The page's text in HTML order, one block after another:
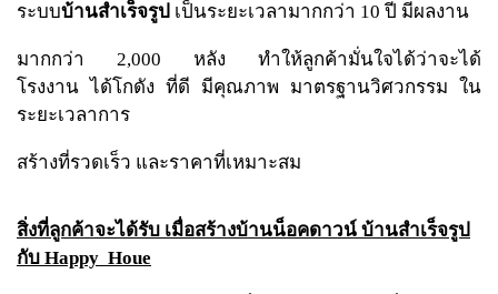
ระบบบ้านสำเร็จรูป เป็นระยะเวลามากกว่า 10 ปี มีผลงาน
มากกว่า 2,000 หลัง ทำให้ลูกค้ามั่นใจได้ว่าจะได้
โรงงาน ได้โกดัง ที่ดี มีคุณภาพ มาตรฐานวิศวกรรม ใน
ระยะเวลาการ
สร้างที่รวดเร็ว และราคาที่เหมาะสม
สิ่งที่ลูกค้าจะได้รับ เมื่อสร้างบ้านน็อคดาวน์ บ้านสำเร็จรูป
กับ Happy Houe